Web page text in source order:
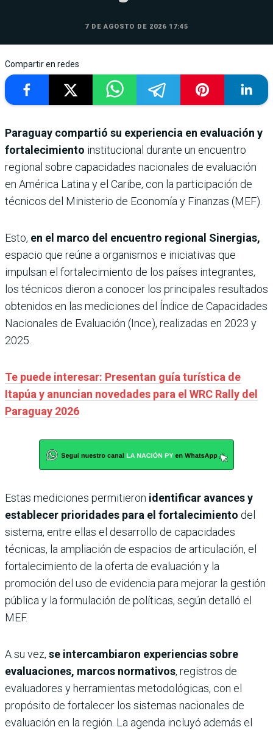
7 DE AGOSTO DE 2026 17:45
Compartir en redes
Paraguay compartió su experiencia en evaluación y
fortalecimiento institucional durante un encuentro
regional sobre capacidades nacionales de evaluación
en América Latina y el Caribe, con la participación de
técnicos del Ministerio de Economía y Finanzas (MEF).
Esto, en el marco del encuentro regional Sinergias,
espacio que reúne a organismos e iniciativas que
impulsan el fortalecimiento de los países integrantes,
los técnicos dieron a conocer los principales resultados
obtenidos en las mediciones del Índice de Capacidades
Nacionales de Evaluación (Ince), realizadas en 2023 y
2025.
Te puede interesar: Presentan guía turística de
Itapúa y anuncian novedades para el WRC Rally del
Paraguay 2026
Estas mediciones permitieron identificar avances y
establecer prioridades para el fortalecimiento del
sistema, entre ellas el desarrollo de capacidades
técnicas, la ampliación de espacios de articulación, el
fortalecimiento de la oferta de evaluación y la
promoción del uso de evidencia para mejorar la gestión
pública y la formulación de políticas, según detalló el
MEF.
A su vez, se intercambiaron experiencias sobre
evaluaciones, marcos normativos, registros de
evaluadores y herramientas metodológicas, con el
propósito de fortalecer los sistemas nacionales de
evaluación en la región. La agenda incluyó además el